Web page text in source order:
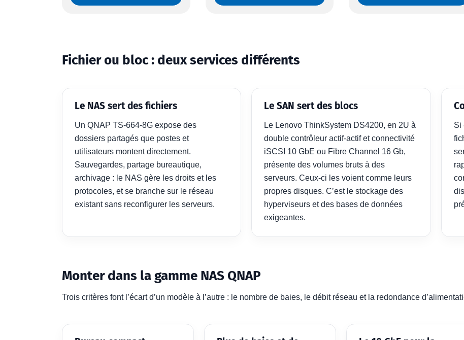
Fichier ou bloc : deux services différents
Le NAS sert des fichiers
Un QNAP TS-664-8G expose des
dossiers partagés que postes et
utilisateurs montent directement.
Sauvegardes, partage bureautique,
archivage : le NAS gère les droits et les
protocoles, et se branche sur le réseau
existant sans reconfigurer les serveurs.
Le SAN sert des blocs
Le Lenovo ThinkSystem DS4200, en 2U à
double contrôleur actif-actif et connectivité
iSCSI 10 GbE ou Fibre Channel 16 Gb,
présente des volumes bruts à des
serveurs. Ceux-ci les voient comme leurs
propres disques. C’est le stockage des
hyperviseurs et des bases de données
exigeantes.
Si
Monter dans la gamme NAS QNAP
Trois critères font l’écart d’un modèle à l’autre : le nombre de baies, le débit réseau et la redondance